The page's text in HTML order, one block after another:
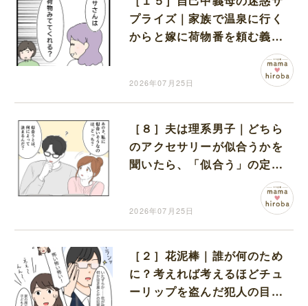
プライズ｜家族で温泉に行く
からと嫁に荷物番を頼む義母
2026年07月25日
［８］夫は理系男子｜どちら
のアクセサリーが似合うかを
聞いたら、「似合う」の定義
2026年07月25日
［２］花泥棒｜誰が何のため
に？考えれば考えるほどチュ
ーリップを盗んだ犯人の目的